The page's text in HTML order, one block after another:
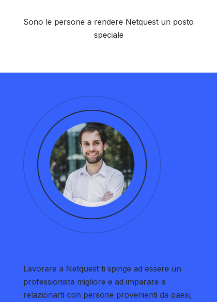
Sono le persone a rendere Netquest un posto
speciale
Lavorare a Netquest ti spinge ad essere un
professionista migliore e ad imparare a
relazionarti con persone provenienti da paesi,